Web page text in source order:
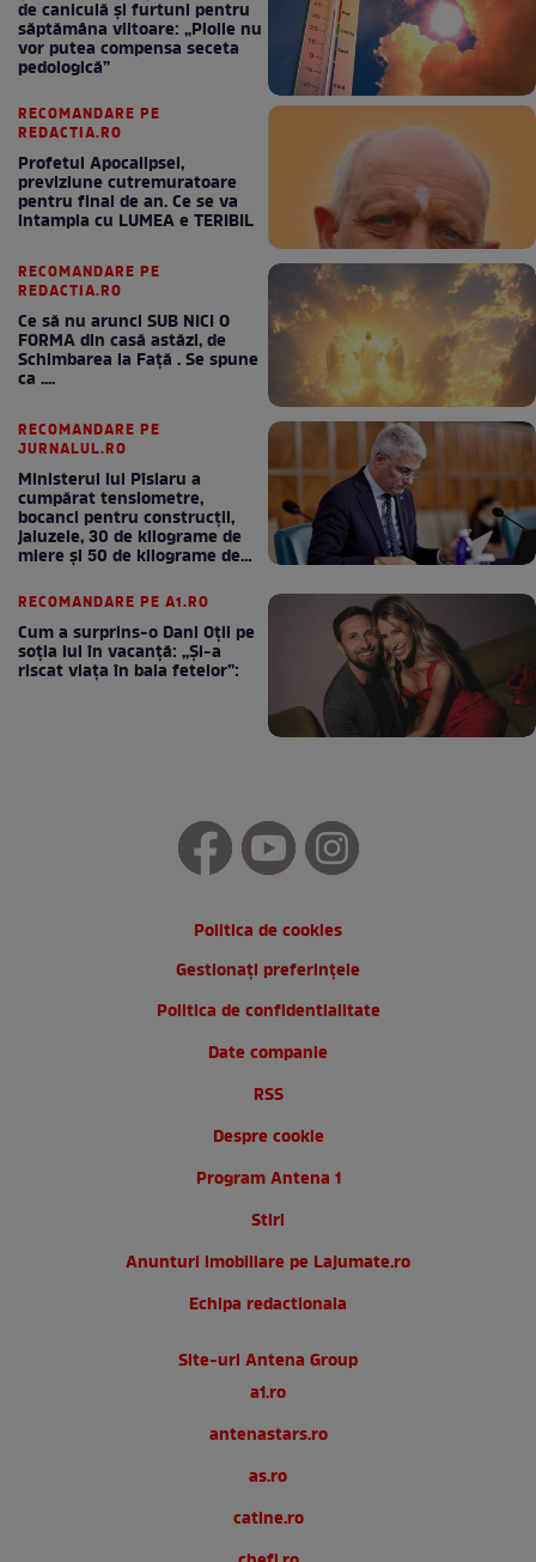
de caniculă și furtuni pentru
săptămâna viitoare: „Ploile nu
vor putea compensa seceta
pedologică”
RECOMANDARE PE
REDACTIA.RO
Profetul Apocalipsei,
previziune cutremuratoare
pentru final de an. Ce se va
intampla cu LUMEA e TERIBIL
RECOMANDARE PE
REDACTIA.RO
Ce să nu arunci SUB NICI O
FORMA din casă astăzi, de
Schimbarea la Față . Se spune
ca ....
RECOMANDARE PE
JURNALUL.RO
Ministerul lui Pîslaru a
cumpărat tensiometre,
bocanci pentru construcții,
jaluzele, 30 de kilograme de
miere și 50 de kilograme de
RECOMANDARE PE A1.RO
Cum a surprins-o Dani Oțil pe
soția lui în vacanță: „Și-a
riscat viața în baia fetelor”:
Politica de cookies
Gestionați preferințele
Politica de confidentialitate
Date companie
RSS
Despre cookie
Program Antena 1
Stiri
Anunturi imobiliare pe Lajumate.ro
Echipa redactionala
Site-uri Antena Group
a1.ro
antenastars.ro
as.ro
catine.ro